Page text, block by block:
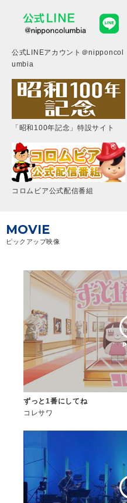
公式LINEアカウント＠nipponcol
umbia
「昭和100年記念」特設サイト
コロムビア公式配信番組
MOVIE
ピックアップ映像
ずっと1番にしてね
コレサワ